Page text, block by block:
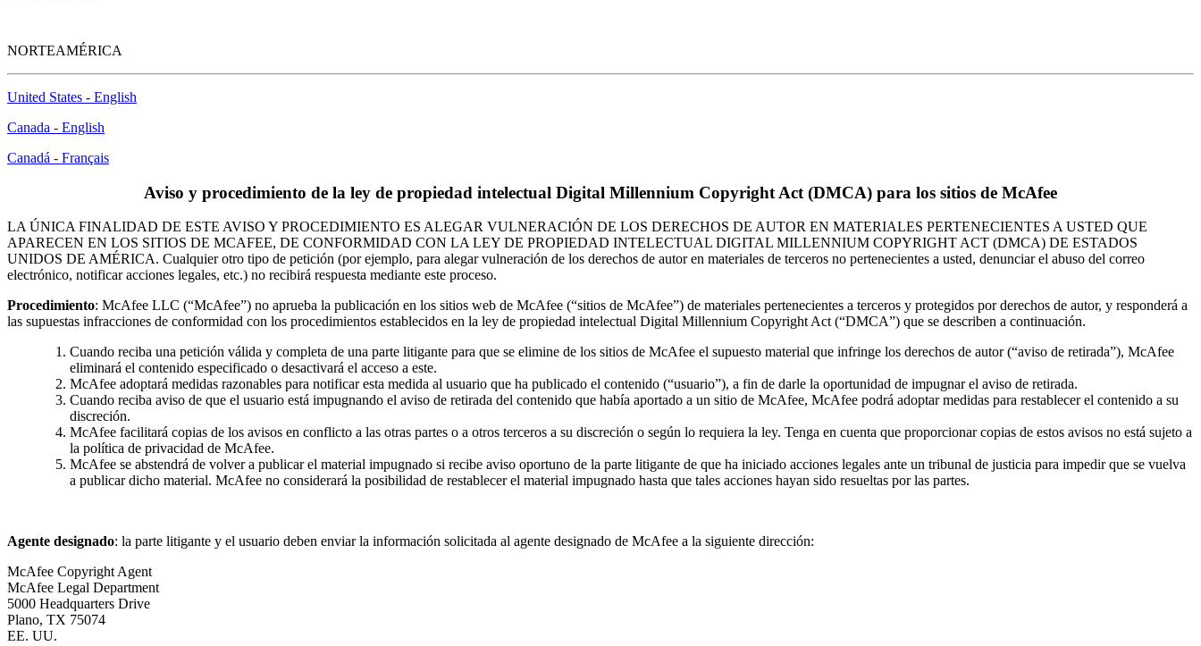
NORTEAMÉRICA
United States - English
Canada - English
Canadá - Français
Aviso y procedimiento de la ley de propiedad intelectual Digital Millennium Copyright Act (DMCA) para los sitios de McAfee
LA ÚNICA FINALIDAD DE ESTE AVISO Y PROCEDIMIENTO ES ALEGAR VULNERACIÓN DE LOS DERECHOS DE AUTOR EN MATERIALES PERTENECIENTES A USTED QUE
APARECEN EN LOS SITIOS DE MCAFEE, DE CONFORMIDAD CON LA LEY DE PROPIEDAD INTELECTUAL DIGITAL MILLENNIUM COPYRIGHT ACT (DMCA) DE ESTADOS
UNIDOS DE AMÉRICA. Cualquier otro tipo de petición (por ejemplo, para alegar vulneración de los derechos de autor en materiales de terceros no pertenecientes a usted, denunciar el abuso del correo
electrónico, notificar acciones legales, etc.) no recibirá respuesta mediante este proceso.
Procedimiento: McAfee LLC (“McAfee”) no aprueba la publicación en los sitios web de McAfee (“sitios de McAfee”) de materiales pertenecientes a terceros y protegidos por derechos de autor, y responderá a
las supuestas infracciones de conformidad con los procedimientos establecidos en la ley de propiedad intelectual Digital Millennium Copyright Act (“DMCA”) que se describen a continuación.
Cuando reciba una petición válida y completa de una parte litigante para que se elimine de los sitios de McAfee el supuesto material que infringe los derechos de autor (“aviso de retirada”), McAfee
eliminará el contenido especificado o desactivará el acceso a este.
McAfee adoptará medidas razonables para notificar esta medida al usuario que ha publicado el contenido (“usuario”), a fin de darle la oportunidad de impugnar el aviso de retirada.
Cuando reciba aviso de que el usuario está impugnando el aviso de retirada del contenido que había aportado a un sitio de McAfee, McAfee podrá adoptar medidas para restablecer el contenido a su
discreción.
McAfee facilitará copias de los avisos en conflicto a las otras partes o a otros terceros a su discreción o según lo requiera la ley. Tenga en cuenta que proporcionar copias de estos avisos no está sujeto a
la política de privacidad de McAfee.
McAfee se abstendrá de volver a publicar el material impugnado si recibe aviso oportuno de la parte litigante de que ha iniciado acciones legales ante un tribunal de justicia para impedir que se vuelva
a publicar dicho material. McAfee no considerará la posibilidad de restablecer el material impugnado hasta que tales acciones hayan sido resueltas por las partes.
Agente designado: la parte litigante y el usuario deben enviar la información solicitada al agente designado de McAfee a la siguiente dirección:
McAfee Copyright Agent
McAfee Legal Department
5000 Headquarters Drive
Plano, TX 75074
EE. UU.